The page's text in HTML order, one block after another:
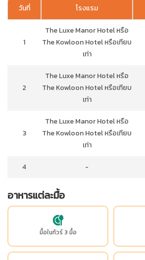
วันที่ โรงแรม
1
The Luxe Manor Hotel หรือ
The Kowloon Hotel หรือเทียบ
เท่า
2
The Luxe Manor Hotel หรือ
The Kowloon Hotel หรือเทียบ
เท่า
3
The Luxe Manor Hotel หรือ
The Kowloon Hotel หรือเทียบ
เท่า
4 -
อาหารแต่ละมื้อ
มื้อในทัวร์ 3 มื้อ